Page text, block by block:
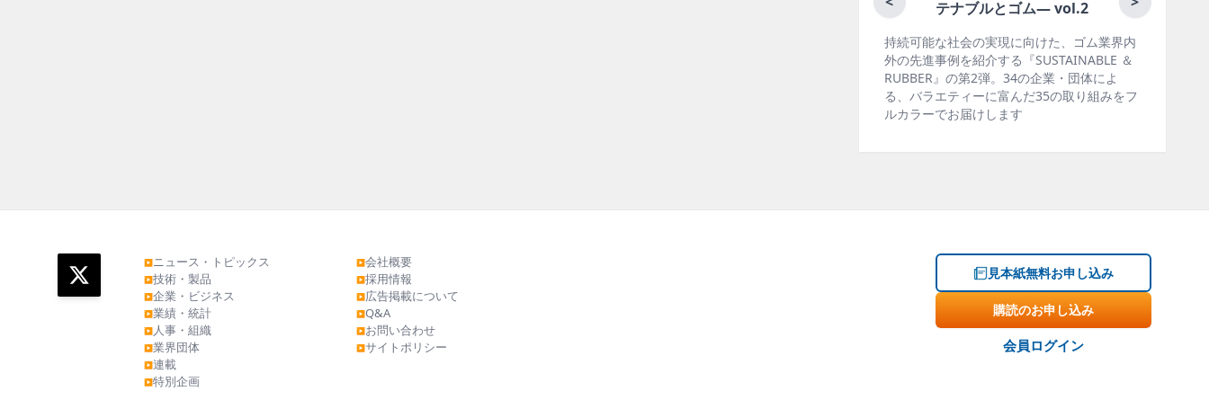
持続可能な社会の実現に向けた、ゴム業界内
外の先進事例を紹介する『SUSTAINABLE ＆
RUBBER』の第2弾。34の企業・団体によ
る、バラエティーに富んだ35の取り組みをフ
ゴム報知新聞の姉妹誌。ゴム・エラスト
製品・市場分野別の動向、新製品・技術
材料動向、設備・機械の紹介、インタビ
ー、海外企業情報、統計などをコンパク
掲載しています。エッセイ（寄稿）も充
▶ニュース・トピックス
▶技術・製品
▶企業・ビジネス
▶業績・統計
▶人事・組織
▶業界団体
▶連載
▶特別企画
▶会社概要
▶採用情報
▶広告掲載について
▶Q&A
▶お問い合わせ
▶サイトポリシー
見本紙無料お申し込み
購読のお申し込み
会員ログイン